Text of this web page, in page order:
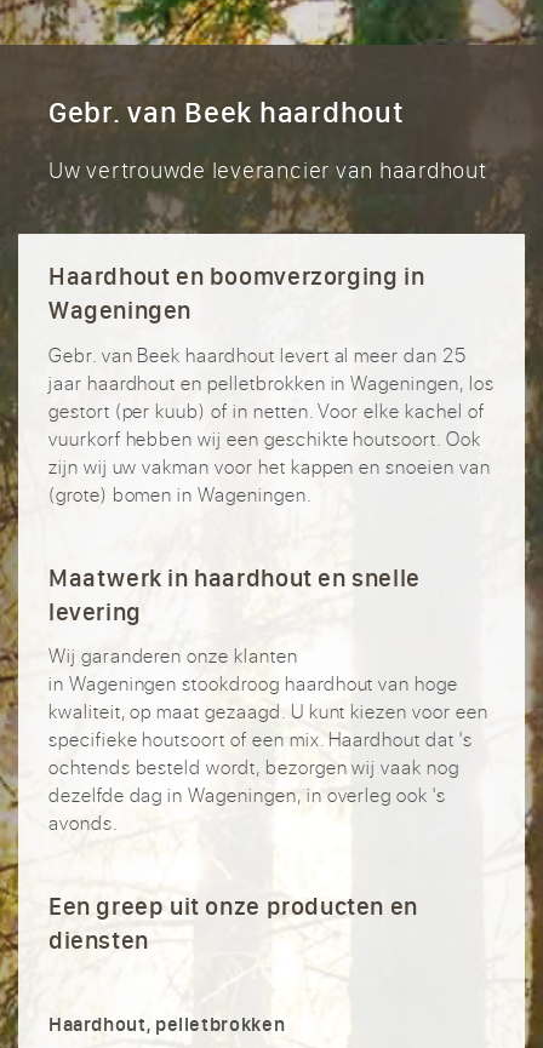
Gebr. van Beek haardhout
Uw vertrouwde leverancier van haardhout
Haardhout en boomverzorging in
Wageningen
Gebr. van Beek haardhout levert al meer dan 25
jaar haardhout en pelletbrokken in Wageningen, los
gestort (per kuub) of in netten. Voor elke kachel of
vuurkorf hebben wij een geschikte houtsoort. Ook
zijn wij uw vakman voor het kappen en snoeien van
(grote) bomen in Wageningen.
Maatwerk in haardhout en snelle
levering
Wij garanderen onze klanten
in Wageningen stookdroog haardhout van hoge
kwaliteit, op maat gezaagd. U kunt kiezen voor een
specifieke houtsoort of een mix. Haardhout dat 's
ochtends besteld wordt, bezorgen wij vaak nog
dezelfde dag in Wageningen, in overleg ook 's
avonds.
Een greep uit onze producten en
diensten
Haardhout, pelletbrokken